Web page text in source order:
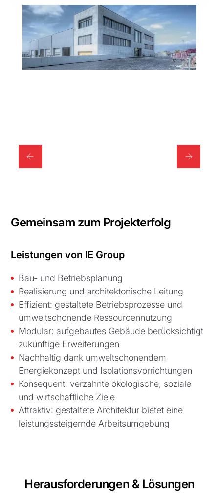
Gemeinsam zum Projekterfolg
Leistungen von IE Group
Bau- und Betriebsplanung
Realisierung und architektonische Leitung
Effizient: gestaltete Betriebsprozesse und
umweltschonende Ressourcennutzung
Modular: aufgebautes Gebäude berücksichtigt
zukünftige Erweiterungen
Nachhaltig dank umweltschonendem
Energiekonzept und Isolationsvorrichtungen
Konsequent: verzahnte ökologische, soziale
und wirtschaftliche Ziele
Attraktiv: gestaltete Architektur bietet eine
leistungssteigernde Arbeitsumgebung
Herausforderungen & Lösungen